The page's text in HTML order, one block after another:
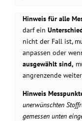
Hinweis für alle
darf ein
nicht der Fall ist,
anpassen oder
ausgewählt sind,
angrenzende
Hinweis
unerwünschten
gemessen unten